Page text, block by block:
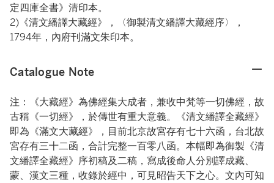
定四庫全書》清印本。
2)《清文繙譯大藏經》，〈御製清文繙譯大藏經序〉，
1794年，內府刊滿文朱印本。
Catalogue Note
注：《大藏經》為佛經集大成者，兼收中梵等一切佛經，故
古稱《一切經》，於傳世有重大意義。《清文繙譯全藏經》
即為《滿文大藏經》，目前北京故宮存有七十六函，台北故
宮存有三十二函，合計完整一百零八函。本幅即為御製《清
文繙譯全藏經》序初稿及二稿，寫成後命人分別譯成藏、
蒙、漢文三種，收錄於經中，可見昭告天下之心。文內可知